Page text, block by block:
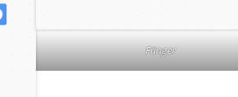
Fänger